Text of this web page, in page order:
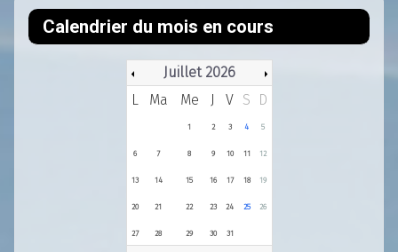
Calendrier du mois en cours
Juillet 2026
L
Ma Me J V S D
1 2 3 4 5
6 7 8 9 10 11 12
13 14 15 16 17 18 19
20 21 22 23 24 25 26
27 28 29 30 31